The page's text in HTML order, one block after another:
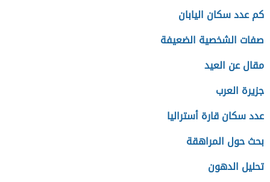
كم عدد سكان اليابان
صفات الشخصية الضعيفة
مقال عن العيد
جزيرة العرب
عدد سكان قارة أستراليا
بحث حول المراهقة
تحليل الدهون